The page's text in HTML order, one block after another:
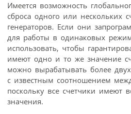
Имеется возможность
сброса одного или нескольких
генераторов. Если они
для работы в одинаковых
использовать, чтобы
имеют одно и то же значение
можно вырабатывать более
с известным соотношением
поскольку все счетчики имеют
значения.